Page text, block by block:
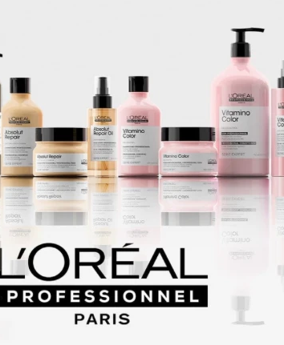
y seguros para ojos sensibles y usuarios
para un ojo definido, ya sea audaz o sutil.
Shimmer Strips de paletas de sombra de ojos y
refuerzo de ojos y sueros de pestañas 2 en 1, hasta
Formula tiene lo que necesitas para dibujar
completa de cuidado de la piel y maquillaje para
correctores, delineadores, paletas de sombra
son hipoalergénicos y seguros para pieles y ojos
cada uno de nuestros productos es hipoalergénico,
de los más de 150 ingredientes agresivos
que te pueden interesar